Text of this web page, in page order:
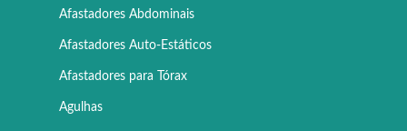
Afastadores Abdominais
Afastadores Auto-Estáticos
Afastadores para Tórax
Agulhas